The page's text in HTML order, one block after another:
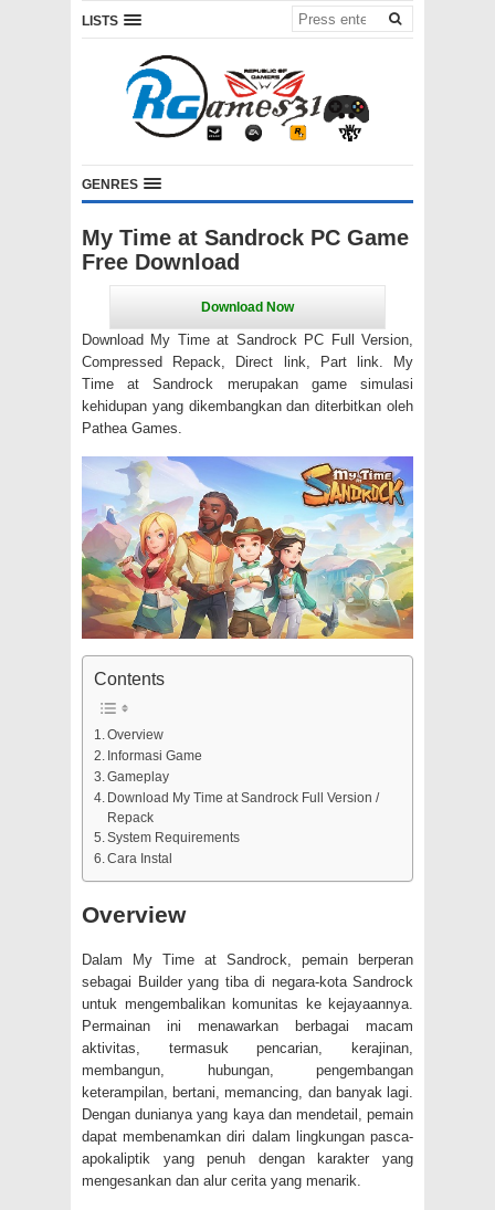
LISTS
GENRES
My Time at Sandrock PC Game
Free Download
Download My Time at Sandrock PC Full Version,
Compressed Repack, Direct link, Part link. My
Time at Sandrock merupakan game simulasi
kehidupan yang dikembangkan dan diterbitkan oleh
Pathea Games.
Contents
Overview
Informasi Game
Gameplay
Download My Time at Sandrock Full Version /
Repack
System Requirements
Cara Instal
Overview
Dalam My Time at Sandrock, pemain berperan
sebagai Builder yang tiba di negara-kota Sandrock
untuk mengembalikan komunitas ke kejayaannya.
Permainan ini menawarkan berbagai macam
aktivitas, termasuk pencarian, kerajinan,
membangun, hubungan, pengembangan
keterampilan, bertani, memancing, dan banyak lagi.
Dengan dunianya yang kaya dan mendetail, pemain
dapat membenamkan diri dalam lingkungan pasca-
apokaliptik yang penuh dengan karakter yang
mengesankan dan alur cerita yang menarik.